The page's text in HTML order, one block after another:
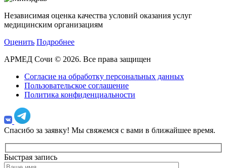
Независимая оценка качества условий оказания услуг
медицинским организациям
Оценить Подробнее
АРМЕД Сочи © 2026. Все права защищен
Согласие на обработку персональных данных
Пользовательское соглашение
Политика конфиденциальности
Спасибо за заявку! Мы свяжемся с вами в ближайшее время.
Быстрая запись